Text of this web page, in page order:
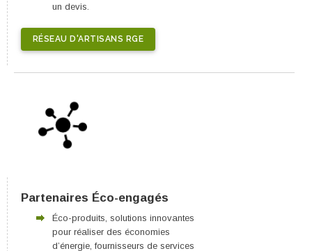
un devis.
RÉSEAU D'ARTISANS RGE
Partenaires Éco-engagés
Éco-produits, solutions innovantes
pour réaliser des économies
d’énergie, fournisseurs de services